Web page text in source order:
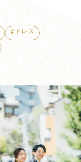
#ドレス